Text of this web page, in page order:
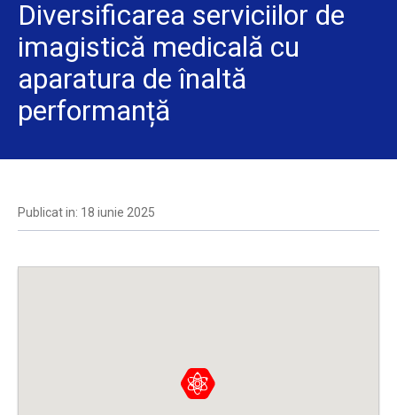
Diversificarea serviciilor de
imagistică medicală cu
aparatura de înaltă
performanță
Publicat in: 18 iunie 2025